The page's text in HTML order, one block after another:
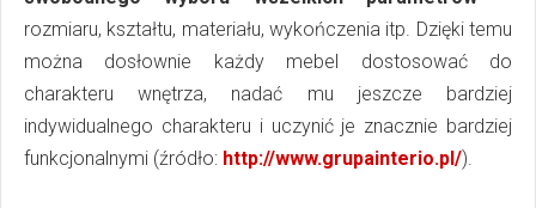
rozmiaru, kształtu, materiału, wykończenia itp. Dzięki temu
można dosłownie każdy mebel dostosować do
charakteru wnętrza, nadać mu jeszcze bardziej
indywidualnego charakteru i uczynić je znacznie bardziej
funkcjonalnymi (źródło: http://www.grupainterio.pl/).